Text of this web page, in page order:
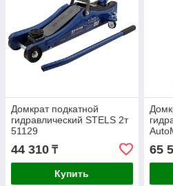
Домкрат подкатной
гидравлический STELS 2т
51129
44 310 ₸
Купить
65